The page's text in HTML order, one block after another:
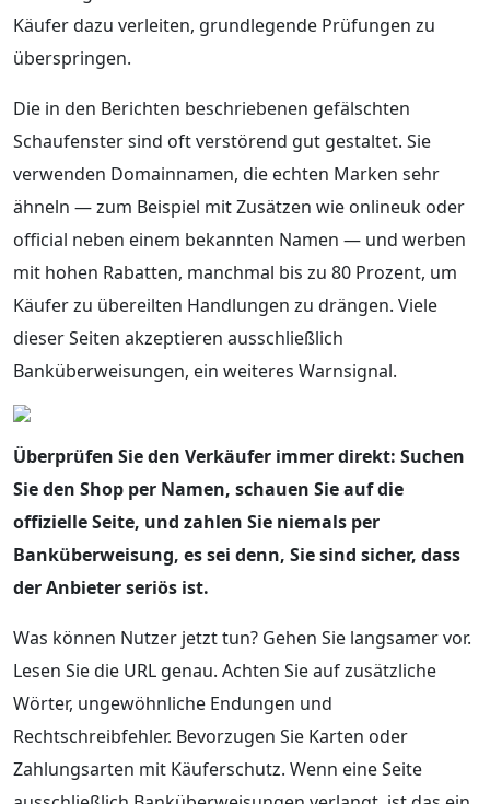
Käufer dazu verleiten, grundlegende Prüfungen zu
überspringen.
Die in den Berichten beschriebenen gefälschten
Schaufenster sind oft verstörend gut gestaltet. Sie
verwenden Domainnamen, die echten Marken sehr
ähneln — zum Beispiel mit Zusätzen wie onlineuk oder
official neben einem bekannten Namen — und werben
mit hohen Rabatten, manchmal bis zu 80 Prozent, um
Käufer zu übereilten Handlungen zu drängen. Viele
dieser Seiten akzeptieren ausschließlich
Banküberweisungen, ein weiteres Warnsignal.
Überprüfen Sie den Verkäufer immer direkt: Suchen
Sie den Shop per Namen, schauen Sie auf die
offizielle Seite, und zahlen Sie niemals per
Banküberweisung, es sei denn, Sie sind sicher, dass
der Anbieter seriös ist.
Was können Nutzer jetzt tun? Gehen Sie langsamer vor.
Lesen Sie die URL genau. Achten Sie auf zusätzliche
Wörter, ungewöhnliche Endungen und
Rechtschreibfehler. Bevorzugen Sie Karten oder
Zahlungsarten mit Käuferschutz. Wenn eine Seite